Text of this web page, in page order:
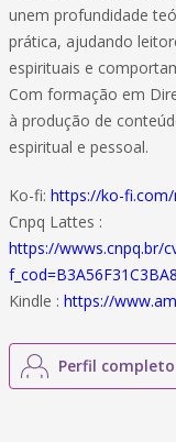
unem profundidade
prática, ajudando
espirituais e
Com formação em
à produção de
espiritual e pessoal.
Ko-fi: https://ko-
Cnpq Lattes :
https://wwws.cnpq.br/
Kindle : https://
Perfil completo